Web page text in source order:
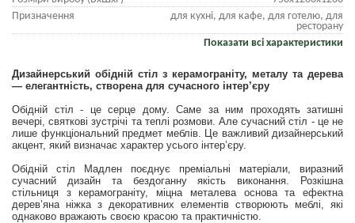
Призначення
для кухні, для кафе, для готелю, для
ресторану
Показати всі характеристики
Дизайнерський обідній стіл з керамограніту, металу та дерева
— елегантність, створена для сучасного інтер’єру
Обідній стіл - це серце дому. Саме за ним проходять затишні
вечері, святкові зустрічі та теплі розмови. Але сучасний стіл - це не
лише функціональний предмет меблів. Це важливий дизайнерський
акцент, який визначає характер усього інтер’єру.
Обідній стіл Мадлен поєднує преміальні матеріали, виразний
сучасний дизайн та бездоганну якість виконання. Розкішна
стільниця з керамограніту, міцна металева основа та ефектна
дерев’яна ніжка з декоративних елементів створюють меблі, які
однаково вражають своєю красою та практичністю.